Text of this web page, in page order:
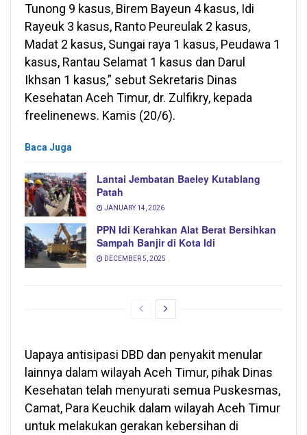
Tunong 9 kasus, Birem Bayeun 4 kasus, Idi
Rayeuk 3 kasus, Ranto Peureulak 2 kasus,
Madat 2 kasus, Sungai raya 1 kasus, Peudawa 1
kasus, Rantau Selamat 1 kasus dan Darul
Ikhsan 1 kasus,” sebut Sekretaris Dinas
Kesehatan Aceh Timur, dr. Zulfikry, kepada
freelinenews. Kamis (20/6).
Baca Juga
Lantai Jembatan Baeley Kutablang
Patah
JANUARY 14, 2026
PPN Idi Kerahkan Alat Berat Bersihkan
Sampah Banjir di Kota Idi
DECEMBER 5, 2025
Uapaya antisipasi DBD dan penyakit menular
lainnya dalam wilayah Aceh Timur, pihak Dinas
Kesehatan telah menyurati semua Puskesmas,
Camat, Para Keuchik dalam wilayah Aceh Timur
untuk melakukan gerakan kebersihan di